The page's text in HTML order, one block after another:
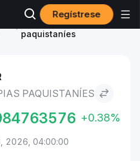
Regístrese
Avalanche to Rupias
paquistaníes
PAQUISTANÍES
+0.38%
2026, 04:00:00